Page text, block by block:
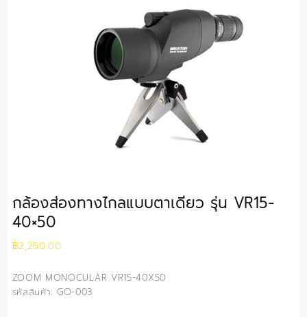
กล้องส่องทางไกลแบบตาเดียว รุ่น VR15-
40×50
฿2,250.00
ZOOM MONOCULAR VR15-40X50
รหัสสินค้า: GO-003